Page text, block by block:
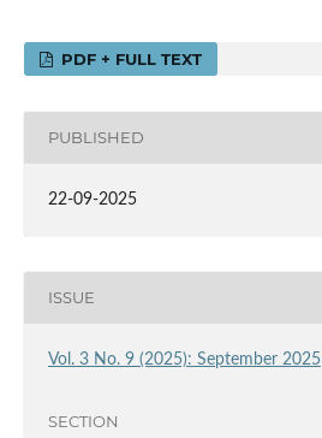
PDF + FULL TEXT
PUBLISHED
22-09-2025
ISSUE
Vol. 3 No. 9 (2025): September 2025
SECTION